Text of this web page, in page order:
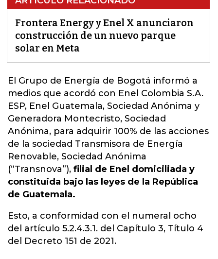
Frontera Energy y Enel X anunciaron
construcción de un nuevo parque
solar en Meta
El Grupo de Energía de Bogotá informó a
medios que acordó con Enel Colombia S.A.
ESP, Enel Guatemala, Sociedad Anónima y
Generadora Montecristo, Sociedad
Anónima, para adquirir 100% de las acciones
de la sociedad Transmisora de Energía
Renovable, Sociedad Anónima
(“Transnova”), filial de Enel domiciliada y
constituida bajo las leyes de la República
de Guatemala.
Esto, a conformidad con el numeral ocho
del artículo 5.2.4.3.1. del Capítulo 3, Título 4
del Decreto 151 de 2021.